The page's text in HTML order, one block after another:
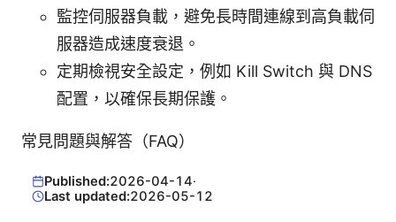
監控伺服器負載，避免長時間連線到高負載伺
服器造成速度衰退。
定期檢視安全設定，例如 Kill Switch 與 DNS
配置，以確保長期保護。
常見問題與解答（FAQ）
Published:2026-04-14·
Last updated:2026-05-12